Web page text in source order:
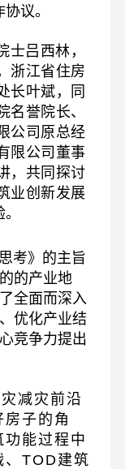
议。
吕西林，
浙江省住房
长叶斌，同
名誉院长、
公司原总经
限公司董事
，共同探讨
业创新发展
考》的主旨
的产业地
全面而深入
优化产业结
竞争力提出
减灾前沿
子的角
能过程中
、TOD建筑